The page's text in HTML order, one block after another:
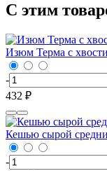
С этим
Изюм Терма с
-
432 ₽
Кешью сырой
-